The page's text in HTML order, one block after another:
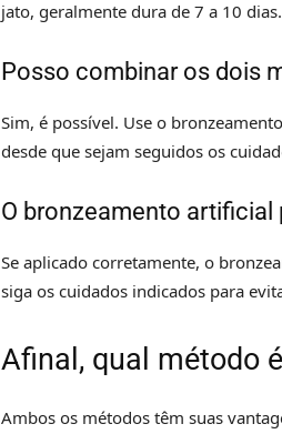
jato, geralmente dura de 7 a 10 dias.
Posso combinar os dois
Sim, é possível. Use o
desde que sejam seguidos os
O bronzeamento artificial
Se aplicado corretamente, o
siga os cuidados indicados para
Afinal, qual método
Ambos os métodos têm suas